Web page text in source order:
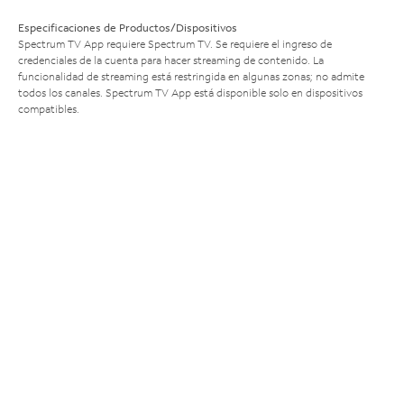
Especificaciones de Productos/Dispositivos
Spectrum TV App requiere Spectrum TV. Se requiere el ingreso de
credenciales de la cuenta para hacer streaming de contenido. La
funcionalidad de streaming está restringida en algunas zonas; no admite
todos los canales. Spectrum TV App está disponible solo en dispositivos
compatibles.